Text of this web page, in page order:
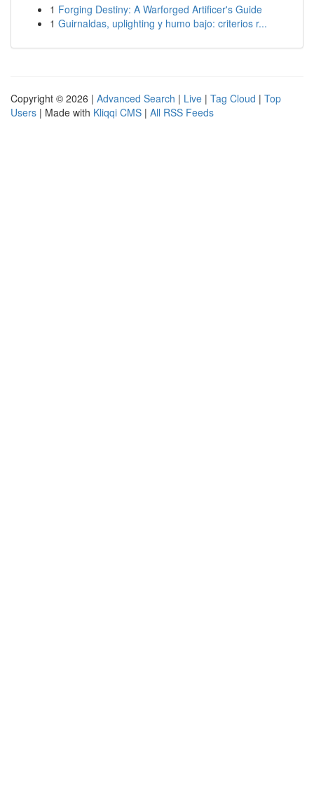
1 Forging Destiny: A Warforged Artificer's Guide
1 Guirnaldas, uplighting y humo bajo: criterios r...
Copyright © 2026 | Advanced Search | Live | Tag Cloud | Top
Users | Made with Kliqqi CMS | All RSS Feeds